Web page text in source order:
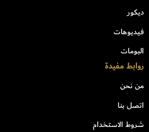
ديكور
فيديوهات
البومات
روابط مفيدة
من نحن
اتصل بنا
شروط الاستخدام